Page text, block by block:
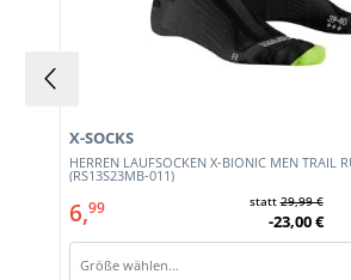
HERREN LAUFSOCKEN X-BIONIC MEN TRAIL
(RS13S23MB-011)
X-SOCKS
6,99 statt29,99 €
-23,00 €
Größe wählen…